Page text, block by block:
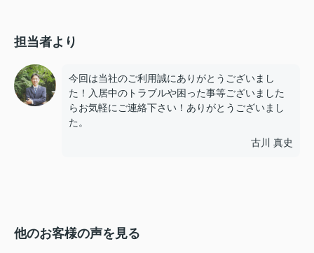
担当者より
今回は当社のご利用誠にありがとうございまし
た！入居中のトラブルや困った事等ございました
らお気軽にご連絡下さい！ありがとうございまし
た。
古川 真史
他のお客様の声を見る